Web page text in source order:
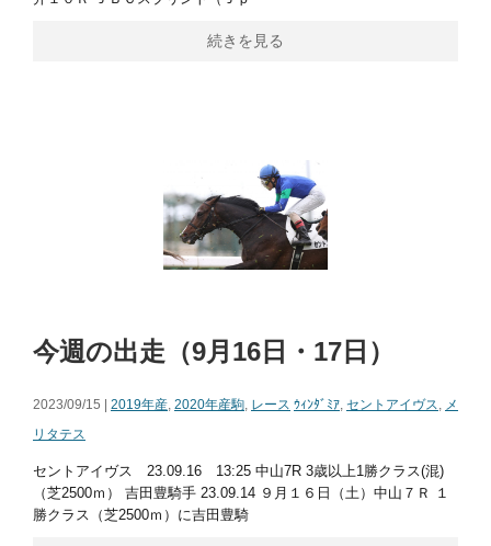
続きを見る
今週の出走（9月16日・17日）
2023/09/15 | 2019年産 2020年産駒 レース ｳｨﾝﾀﾞﾐｱ セントアイヴス
メ
リタテス
セントアイヴス 23.09.16 13:25 中山7R 3歳以上1勝クラス(混)
（芝2500ｍ） 吉田豊騎手 23.09.14 ９月１６日（土）中山７Ｒ １
勝クラス（芝2500ｍ）に吉田豊騎